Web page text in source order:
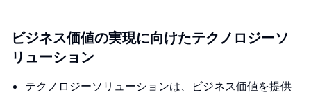
ビジネス価値の実現に向けたテクノロジーソ
リューション
テクノロジーソリューションは、ビジネス価値を提供